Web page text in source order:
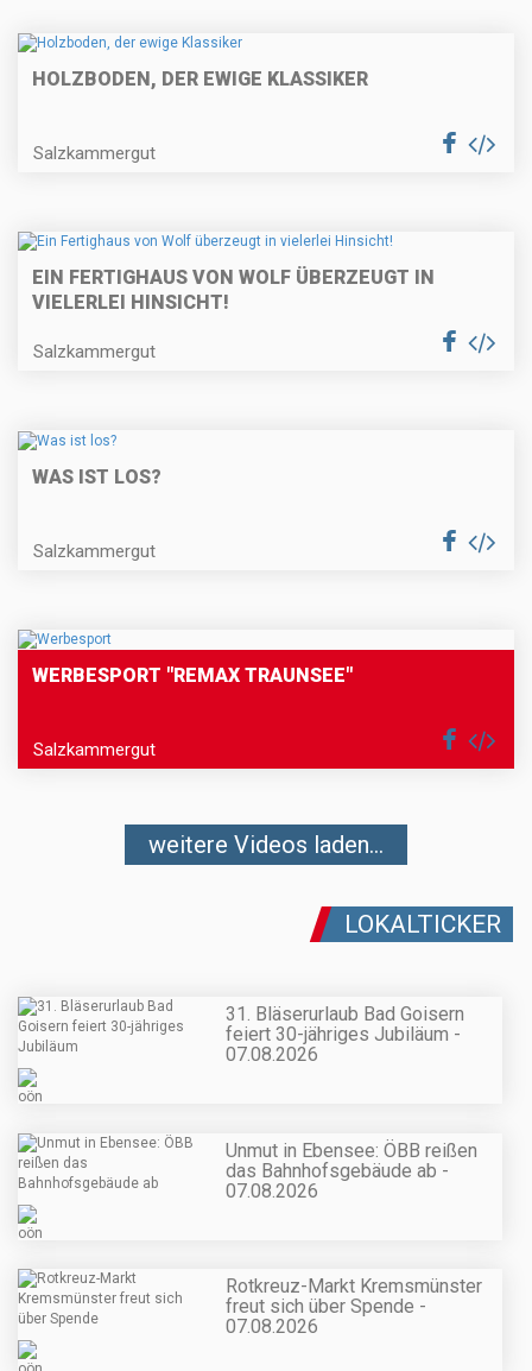
HOLZBODEN, DER EWIGE KLASSIKER
Salzkammergut
EIN FERTIGHAUS VON WOLF ÜBERZEUGT IN
VIELERLEI HINSICHT!
Salzkammergut
WAS IST LOS?
Salzkammergut
WERBESPORT "REMAX TRAUNSEE"
Salzkammergut
weitere Videos laden...
LOKALTICKER
31. Bläserurlaub Bad Goisern
feiert 30-jähriges Jubiläum -
07.08.2026
Unmut in Ebensee: ÖBB reißen
das Bahnhofsgebäude ab -
07.08.2026
Rotkreuz-Markt Kremsmünster
freut sich über Spende -
07.08.2026